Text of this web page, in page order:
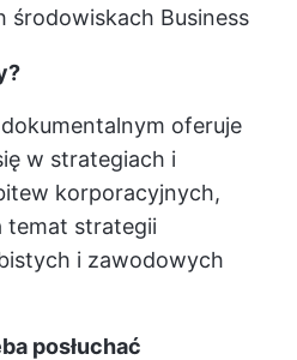
środowiskach Business
oferuje
w strategiach i
korporacyjnych,
temat strategii
i zawodowych
posłuchać